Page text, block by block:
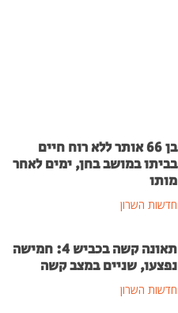
בן 66 אותר ללא רוח חיים
בביתו במושב בחן, ימים לאחר
מותו
חדשות השרון
תאונה קשה בכביש 4: חמישה
נפצעו, שניים במצב קשה
חדשות השרון